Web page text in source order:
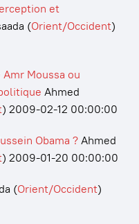
et
(Orient/Occident)
Moussa ou
Ahmed
) 2009-02-12 00:00:00
Obama ?Ahmed
) 2009-01-20 00:00:00
(Orient/Occident)